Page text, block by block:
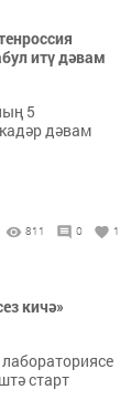
итү дәвам
5
дәвам
811 0 1
кичә»
старт